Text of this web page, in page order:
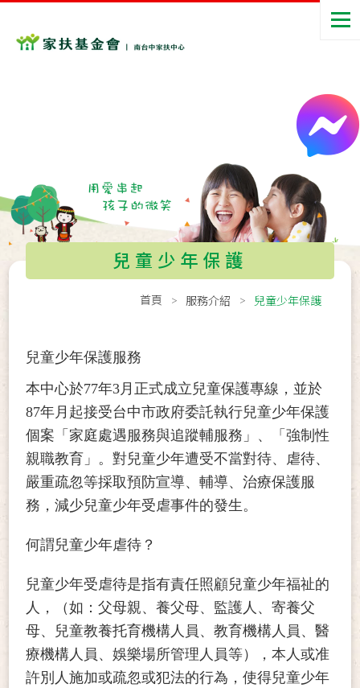
兒童少年保護
首頁 服務介紹 兒童少年保護
兒童少年保護服務
本中心於77年3月正式成立兒童保護專線，並於
87年月起接受台中市政府委託執行兒童少年保護
個案「家庭處遇服務與追蹤輔服務」、「強制性
親職教育」。對兒童少年遭受不當對待、虐待、
嚴重疏忽等採取預防宣導、輔導、治療保護服
務，減少兒童少年受虐事件的發生。
何謂兒童少年虐待？
兒童少年受虐待是指有責任照顧兒童少年福祉的
人，（如：父母親、養父母、監護人、寄養父
母、兒童教養托育機構人員、教育機構人員、醫
療機構人員、娛樂場所管理人員等），本人或准
許別人施加或疏忽或犯法的行為，使得兒童少年